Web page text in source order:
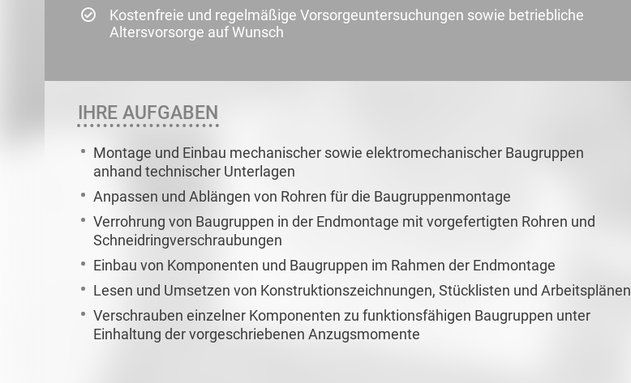
Kostenfreie und regelmäßige Vorsorgeuntersuchungen sowie betriebliche
Altersvorsorge auf Wunsch
IHRE AUFGABEN
Montage und Einbau mechanischer sowie elektromechanischer Baugruppen
anhand technischer Unterlagen
Anpassen und Ablängen von Rohren für die Baugruppenmontage
Verrohrung von Baugruppen in der Endmontage mit vorgefertigten Rohren und
Schneidringverschraubungen
Einbau von Komponenten und Baugruppen im Rahmen der Endmontage
Lesen und Umsetzen von Konstruktionszeichnungen, Stücklisten und Arbeitsplänen
Verschrauben einzelner Komponenten zu funktionsfähigen Baugruppen unter
Einhaltung der vorgeschriebenen Anzugsmomente